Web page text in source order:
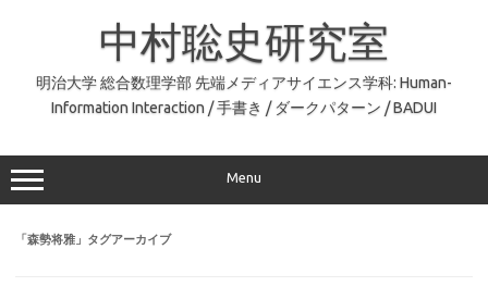
中村聡史研究室
明治大学 総合数理学部 先端メディアサイエンス学科: Human-
Information Interaction / 手書き / ダークパターン / BADUI
Menu
「森勢将雅 」タグアーカイブ